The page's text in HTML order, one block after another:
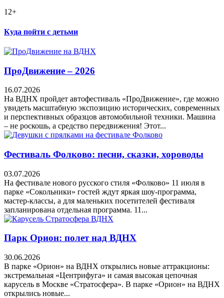
12+
Куда пойти с детьми
ПроДвижение – 2026
16.07.2026
На ВДНХ пройдет автофестиваль «ПроДвижение», где можно
увидеть масштабную экспозицию исторических, современных
и перспективных образцов автомобильной техники. Машина
– не роскошь, а средство передвижения! Этот...
Фестиваль Фолково: песни, сказки, хороводы
03.07.2026
На фестивале нового русского стиля «Фолково» 11 июля в
парке «Сокольники» гостей ждут яркая шоу-программа,
мастер-классы, а для маленьких посетителей фестиваля
запланирована отдельная программа. 11...
Парк Орион: полет над ВДНХ
30.06.2026
В парке «Орион» на ВДНХ открылись новые аттракционы:
экстремальная «Центрифуга» и самая высокая цепочная
карусель в Москве «Стратосфера». В парке «Орион» на ВДНХ
открылись новые...